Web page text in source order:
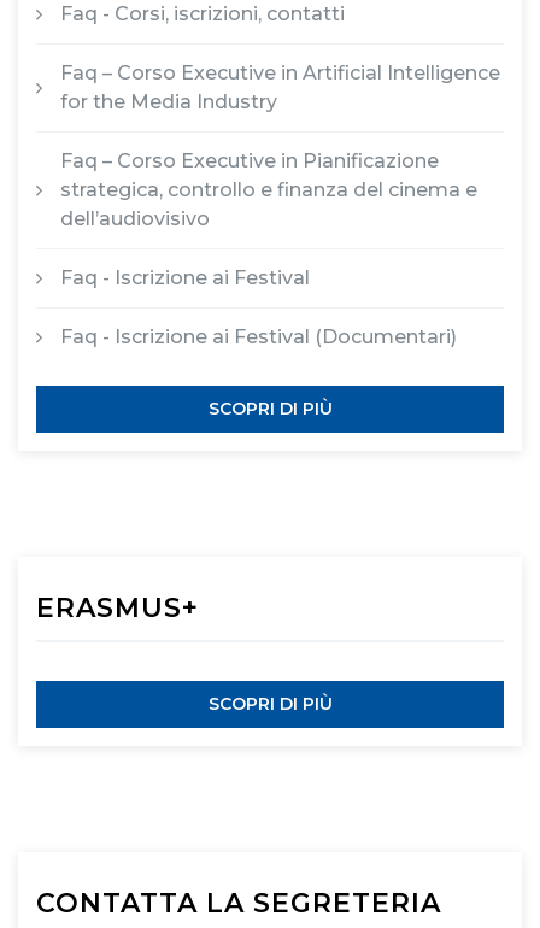
Faq - Corsi, iscrizioni, contatti
Faq – Corso Executive in Artificial Intelligence
for the Media Industry
Faq – Corso Executive in Pianificazione
strategica, controllo e finanza del cinema e
dell’audiovisivo
Faq - Iscrizione ai Festival
Faq - Iscrizione ai Festival (Documentari)
SCOPRI DI PIÙ
ERASMUS+
SCOPRI DI PIÙ
CONTATTA LA SEGRETERIA